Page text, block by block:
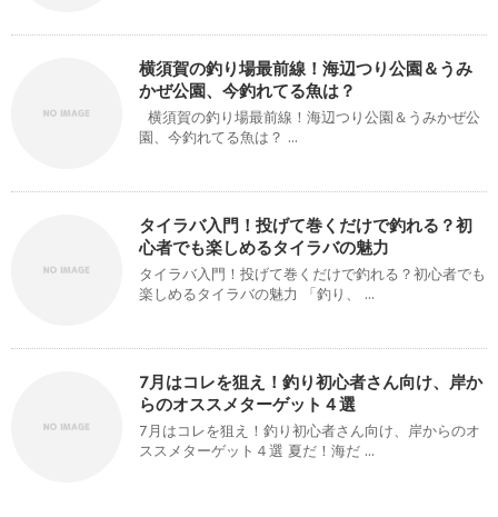
横須賀の釣り場最前線！海辺つり公園＆うみ
かぜ公園、今釣れてる魚は？
横須賀の釣り場最前線！海辺つり公園＆うみかぜ公
園、今釣れてる魚は？ ...
タイラバ入門！投げて巻くだけで釣れる？初
心者でも楽しめるタイラバの魅力
タイラバ入門！投げて巻くだけで釣れる？初心者でも
楽しめるタイラバの魅力 「釣り、 ...
7月はコレを狙え！釣り初心者さん向け、岸か
らのオススメターゲット４選
7月はコレを狙え！釣り初心者さん向け、岸からのオ
ススメターゲット４選 夏だ！海だ ...